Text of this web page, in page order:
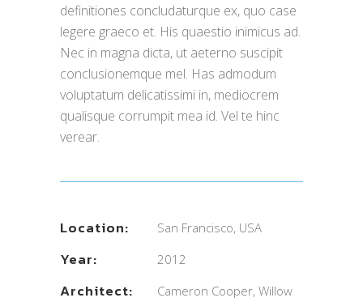
definitiones concludaturque ex, quo case
legere graeco et. His quaestio inimicus ad.
Nec in magna dicta, ut aeterno suscipit
conclusionemque mel. Has admodum
voluptatum delicatissimi in, mediocrem
qualisque corrumpit mea id. Vel te hinc
verear.
Location: San Francisco, USA
Year: 2012
Architect:
Cameron Cooper, Willow